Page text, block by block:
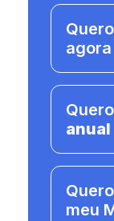
Quero
agora
anual
Quero
meu